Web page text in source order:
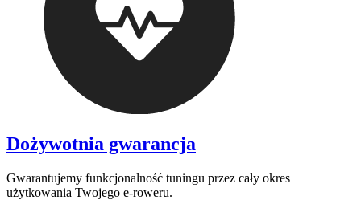
Dożywotnia gwarancja
Gwarantujemy funkcjonalność tuningu przez cały okres
użytkowania Twojego e-roweru.